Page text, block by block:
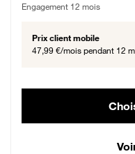
Engagement 12 mois
Prix client mobile
47,99 €/mois pendant 12